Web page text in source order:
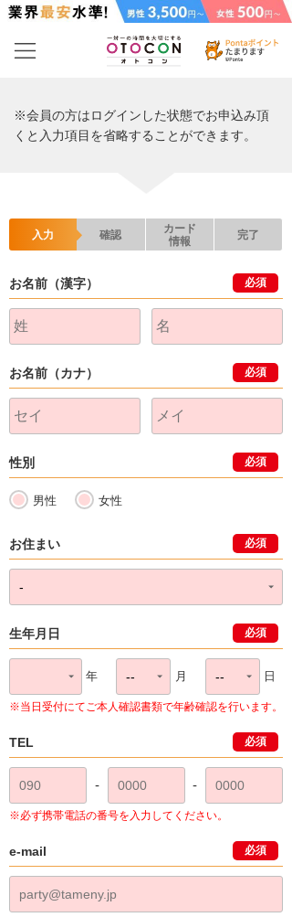
※会員の方はログインした状態でお申込み頂
くと入力項目を省略することができます。
入力 確認
カード
情報
完了
お名前（漢字） 必須
お名前（カナ） 必須
性別 必須
男性 女性
お住まい 必須
生年月日 必須
年 月 日
※当日受付にてご本人確認書類で年齢確認を行います。
TEL 必須
- -
※必ず携帯電話の番号を入力してください。
e-mail 必須